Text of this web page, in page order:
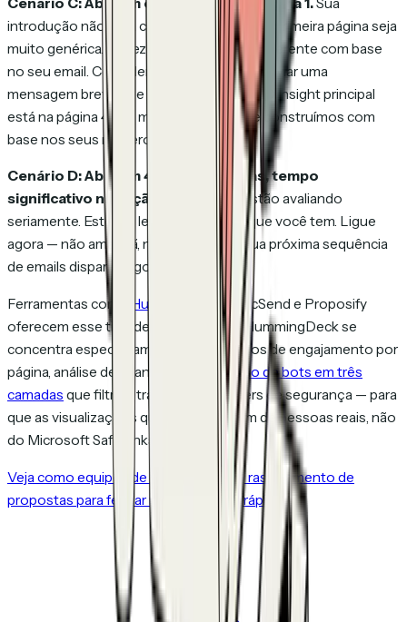
introdução não está conectando. Talvez a primeira página seja
muito genérica. Talvez esperassem algo diferente com base
no seu email. Considere reestruturar ou enviar uma
mensagem breve que reformule o valor: "O insight principal
está na página 4 — o modelo de ROI que construímos com
base nos seus números."
Cenário D: Abriram 4 vezes em 3 dias, tempo
significativo na seção de escopo.
Estão avaliando
seriamente. Este é o lead mais quente que você tem. Ligue
agora — não amanhã, não depois que sua próxima sequência
de emails disparar. Agora.
Ferramentas como HummingDeck , DocSend e Proposify
oferecem esse tipo de rastreamento. HummingDeck se
concentra especificamente em analíticos de engajamento por
página, análise de abandono e
detecção de bots em três
camadas que filtra o tráfego de scanners de segurança — para
que as visualizações que você vê sejam de pessoas reais, não
do Microsoft SafeLinks.
Veja como equipes de vendas usam o rastreamento de
propostas para fechar negócios mais rápido